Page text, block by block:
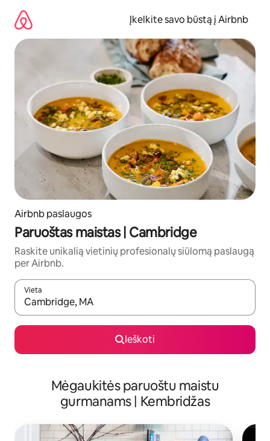
turinio
Įkelkite savo būstą į Airbnb
Airbnb paslaugos
Paruoštas maistas | Cambridge
Raskite unikalią vietinių profesionalų siūlomą paslaugą
per Airbnb.
Vieta
Kai pasirodys paieškos rezultatai, juos naršyti galite
Ieškoti
Mėgaukitės paruoštu maistu
gurmanams | Kembridžas